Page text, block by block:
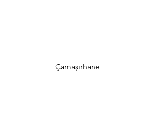
Çamaşırhane